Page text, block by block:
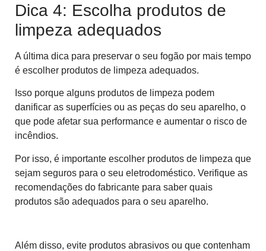
Dica 4: Escolha produtos de
limpeza adequados
A última dica para preservar o seu fogão por mais tempo
é escolher produtos de limpeza adequados.
Isso porque alguns produtos de limpeza podem
danificar as superfícies ou as peças do seu aparelho, o
que pode afetar sua performance e aumentar o risco de
incêndios.
Por isso, é importante escolher produtos de limpeza que
sejam seguros para o seu eletrodoméstico. Verifique as
recomendações do fabricante para saber quais
produtos são adequados para o seu aparelho.
Além disso, evite produtos abrasivos ou que contenham